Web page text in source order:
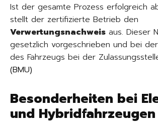
Ist der gesamte Prozess erfolgreich
stellt der zertifizierte Betrieb den
Verwertungsnachweis aus. Dieser
gesetzlich vorgeschrieben und bei
des Fahrzeugs bei der
(BMU)
Besonderheiten bei
und Hybridfahrzeugen